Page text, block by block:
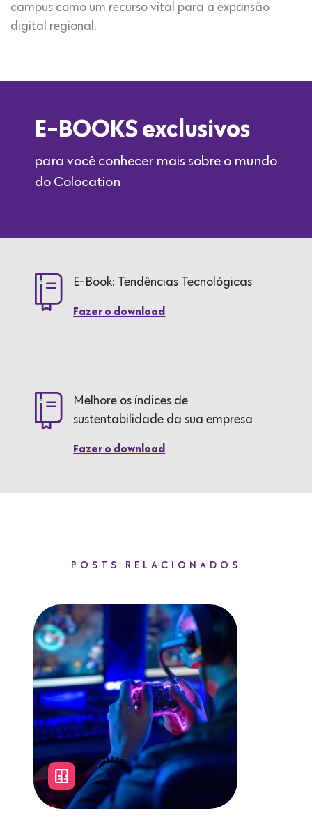
campus como um recurso vital para a expansão
digital regional.
E-BOOKS exclusivos
para você conhecer mais sobre o mundo
do Colocation
E-Book: Tendências Tecnológicas
Fazer o download
Melhore os índices de
sustentabilidade da sua empresa
Fazer o download
POSTS RELACIONADOS